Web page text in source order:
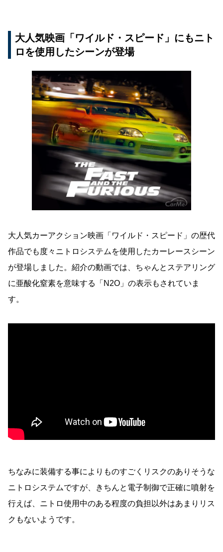
大人気映画「ワイルド・スピード」にもニト
ロを使用したシーンが登場
大人気カーアクション映画「ワイルド・スピード」の歴代
作品でも度々ニトロシステムを使用したカーレースシーン
が登場しました。紹介の動画では、ちゃんとステアリング
に亜酸化窒素を意味する「N2O」の表示もされていま
す。
ちなみに装備する事によりものすごくリスクのありそうな
ニトロシステムですが、きちんと電子制御で正確に噴射を
行えば、ニトロ使用中のある程度の負担以外はあまりリス
クもないようです。